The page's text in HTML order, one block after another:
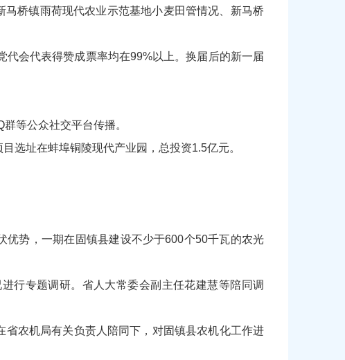
桥镇雨荷现代农业示范基地小麦田管情况、新马桥
会代表得赞成票率均在99%以上。换届后的新一届
等公众社交平台传播。
选址在蚌埠铜陵现代产业园，总投资1.5亿元。
势，一期在固镇县建设不少于600个50千瓦的农光
行专题调研。省人大常委会副主任花建慧等陪同调
农机局有关负责人陪同下，对固镇县农机化工作进